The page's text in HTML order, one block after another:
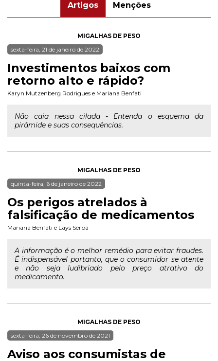
Artigos Menções
MIGALHAS DE PESO
sexta-feira, 21 de janeiro de 2022
Investimentos baixos com
retorno alto e rápido?
Karyn Mutzenberg Rodrigues e Mariana Benfati
Não caia nessa cilada - Entenda o esquema da
pirâmide e suas consequências.
MIGALHAS DE PESO
quinta-feira, 6 de janeiro de 2022
Os perigos atrelados à
falsificação de medicamentos
Mariana Benfati e Lays Serpa
A informação é o melhor remédio para evitar fraudes.
É indispensável portanto, que o consumidor se atente
e não seja ludibriado pelo preço atrativo do
medicamento.
MIGALHAS DE PESO
sexta-feira, 26 de novembro de 2021
Aviso aos consumistas de